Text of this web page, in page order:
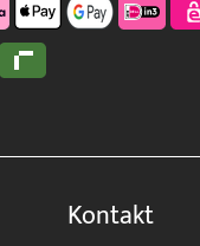
Kontakt